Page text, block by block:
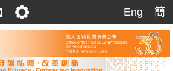
定
Eng
簡
簡